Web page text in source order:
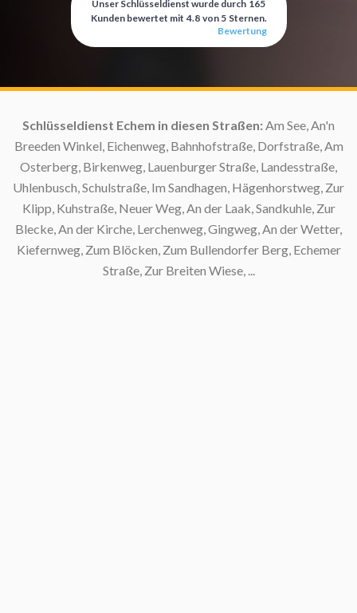
Unser Schlüsseldienst wurde durch 165
Kunden bewertet mit 4.8 von 5 Sternen.
Bewertung
Schlüsseldienst Echem in diesen Straßen:Am See, An'n
Breeden Winkel, Eichenweg, Bahnhofstraße, Dorfstraße, Am
Osterberg, Birkenweg, Lauenburger Straße, Landesstraße,
Uhlenbusch, Schulstraße, Im Sandhagen, Hägenhorstweg, Zur
Klipp, Kuhstraße, Neuer Weg, An der Laak, Sandkuhle, Zur
Blecke, An der Kirche, Lerchenweg, Gingweg, An der Wetter,
Kiefernweg, Zum Blöcken, Zum Bullendorfer Berg, Echemer
Straße, Zur Breiten Wiese, ...